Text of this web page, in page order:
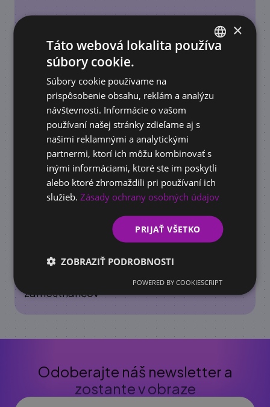
ACADEMY
AI školenie pre firmy: Načo je dobré a ako
pomôže vašej firme rásť
Príspevok na vzdelávanie a rekvalifikáciu
cez úrad práce 2026: kompletný návod, pre
zamestnancov
Odoberajte náš newsletter a
zostante v obraze
×
Táto webová lokalita používa
súbory cookie.
Súbory cookie používame na
prispôsobenie obsahu, reklám a analýzu
návštevnosti. Informácie o vašom
používaní našej stránky zdieľame aj s
našimi reklamnými a analytickými
partnermi, ktorí ich môžu kombinovať s
inými informáciami, ktoré ste im poskytli
alebo ktoré zhromaždili pri používaní ich
služieb.Zásady ochrany osobných údajov
PRIJAŤ VŠETKO
ZOBRAZIŤ PODROBNOSTI
POWERED BY COOKIESCRIPT